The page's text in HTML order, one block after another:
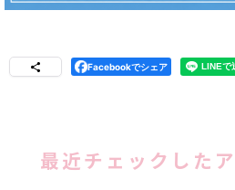
Facebookでシェア
最近チェックした